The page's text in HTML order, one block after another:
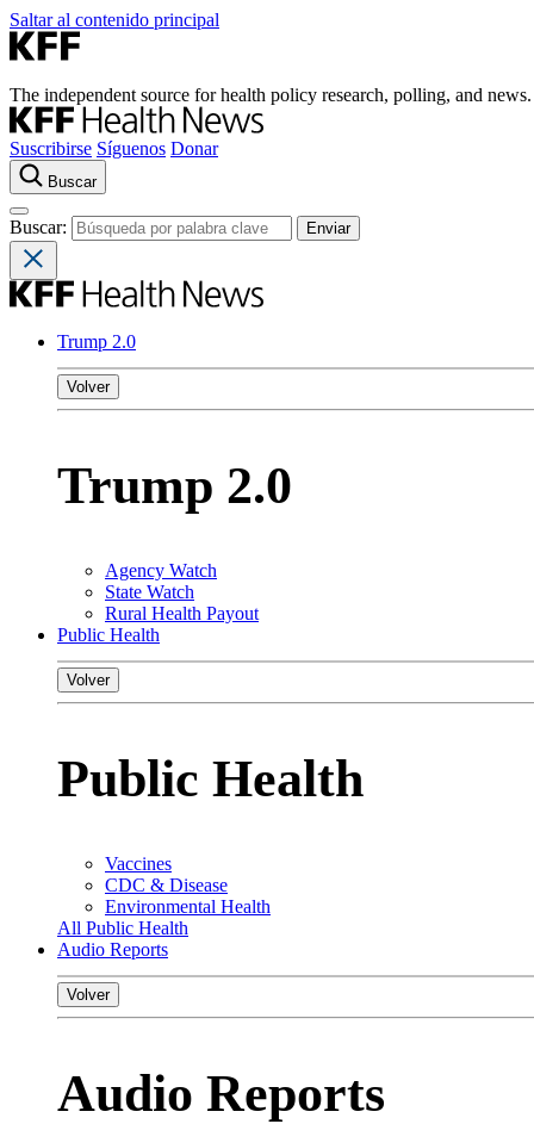
Saltar al contenido principal
The independent source for health policy research, polling, and news.
Suscribirse Síguenos Donar
Buscar
Buscar:
Trump 2.0
Volver
Trump 2.0
Agency Watch
State Watch
Rural Health Payout
Public Health
Volver
Public Health
Vaccines
CDC & Disease
Environmental Health
All Public Health
Audio Reports
Volver
Audio Reports